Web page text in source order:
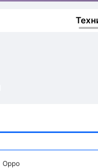
Oppo